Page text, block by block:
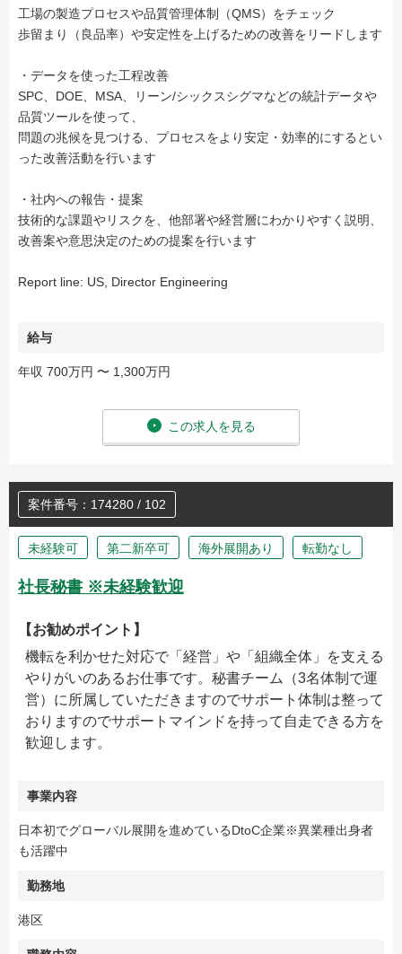
工場の製造プロセスや品質管理体制（QMS）をチェック
歩留まり（良品率）や安定性を上げるための改善をリードします
・データを使った工程改善
SPC、DOE、MSA、リーン/シックスシグマなどの統計データや
品質ツールを使って、
問題の兆候を見つける、プロセスをより安定・効率的にするとい
った改善活動を行います
・社内への報告・提案
技術的な課題やリスクを、他部署や経営層にわかりやすく説明、
改善案や意思決定のための提案を行います
Report line: US, Director Engineering
給与
年収 700万円 〜 1,300万円
この求人を見る
案件番号：174280 / 102
未経験可 第二新卒可 海外展開あり 転勤なし
社長秘書 ※未経験歓迎
【お勧めポイント】
機転を利かせた対応で「経営」や「組織全体」を支える
やりがいのあるお仕事です。秘書チーム（3名体制で運
営）に所属していただきますのでサポート体制は整って
おりますのでサポートマインドを持って自走できる方を
歓迎します。
事業内容
日本初でグローバル展開を進めているDtoC企業※異業種出身者
も活躍中
勤務地
港区